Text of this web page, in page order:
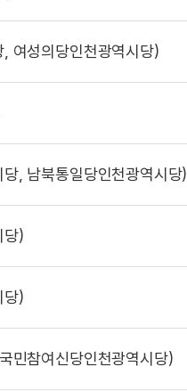
여성의당인천광역시당)
, 남북통일당인천광역시당)
당)
당)
민참여신당인천광역시당)